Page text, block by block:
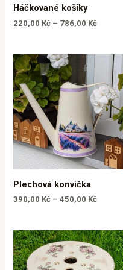
Háčkované košíky
220,00 Kč – 786,00 Kč
Plechová konvička
390,00 Kč –450,00 Kč